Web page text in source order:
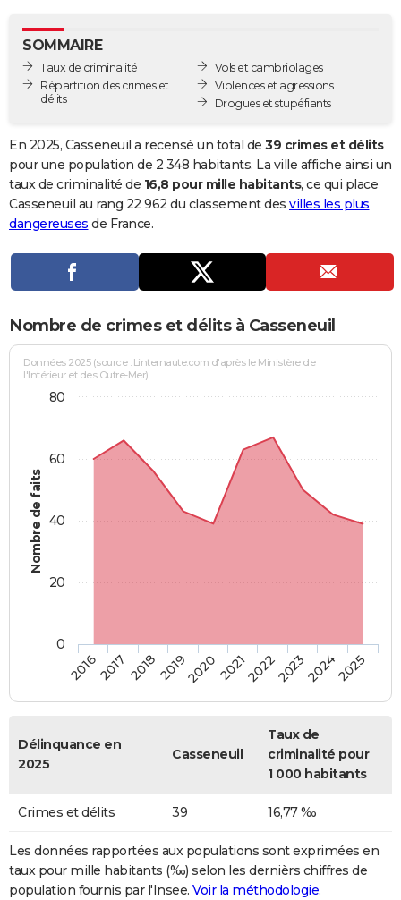
GUIDES D'ACHAT
BONS PLANS
Carte de Noël
Carte Bonne année
Carte Saint-Valentin
Carte Pâques
Carte d'anniversaire
DICTIONNAIRE
Dictionnaire
Biographies
Citations
Expressions
Proverbes
PROGRAMME TV
Se connecter
Entreprises
Service militaire
Avis de recherche
AVIS DE DÉCÈS
Bricolage
Lifestyle
Culture
Sport
Auto
Television
Voyage
Cinema
SOMMAIRE
Taux de criminalité
Répartition des crimes et
délits
Vols et cambriolages
Violences et agressions
Drogues et stupéfiants
En 2025, Casseneuil a recensé un total de 39 crimes et délits
pour une population de 2 348 habitants. La ville affiche ainsi un
taux de criminalité de 16,8 pour mille habitants, ce qui place
Casseneuil au rang 22 962 du classement des villes les plus
dangereuses de France.
Nombre de crimes et délits à Casseneuil
Nombre de faits
Données 2025 (source : Linternaute.com d'après le Ministère de
l'Intérieur et des Outre-Mer)
20162017 20182019202020212022202320242025
0
20
40
60
80
Délinquance en
2025
Casseneuil
Taux de
criminalité pour
1 000 habitants
Crimes et délits 39 16,77 ‰
Les données rapportées aux populations sont exprimées en
taux pour mille habitants (‰) selon les dernièrs chiffres de
population fournis par l'Insee. Voir la méthodologie.